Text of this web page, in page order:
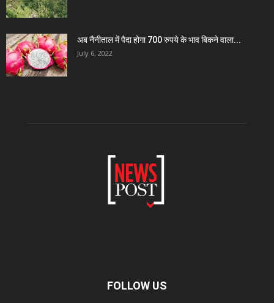
अब नैनीताल में पैदा होगा 700 रुपये के भाव बिकने वाला...
July 6, 2022
FOLLOW US